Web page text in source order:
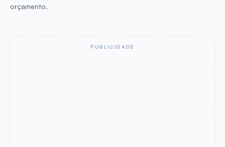
orçamento.
PUBLICIDADE